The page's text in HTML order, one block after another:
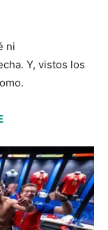
ni
Y, vistos los